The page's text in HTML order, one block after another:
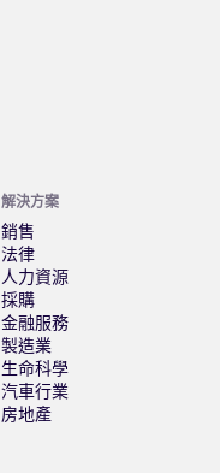
解決方案
銷售
法律
人力資源
採購
金融服務
製造業
生命科學
汽車行業
房地產